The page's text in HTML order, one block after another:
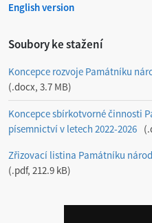
English version
Soubory ke stažení
Koncepce rozvoje Památníku
.docx, 3.7 MB
Koncepce sbírkotvorné činnosti
písemnictví v letech 2022-2026
Zřizovací listina Památníku
.pdf, 212.9 kB